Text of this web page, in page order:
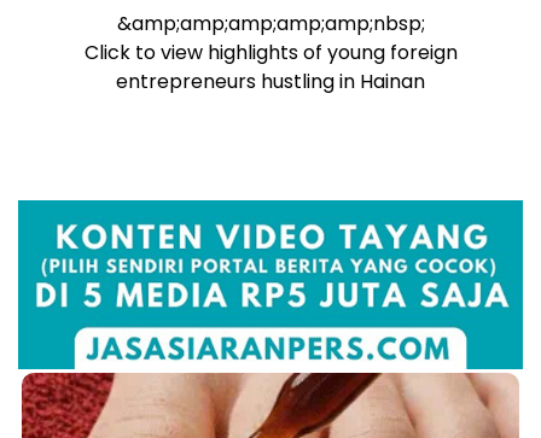
&amp;amp;amp;amp;amp;nbsp;
Click to view highlights of young foreign
entrepreneurs hustling in Hainan